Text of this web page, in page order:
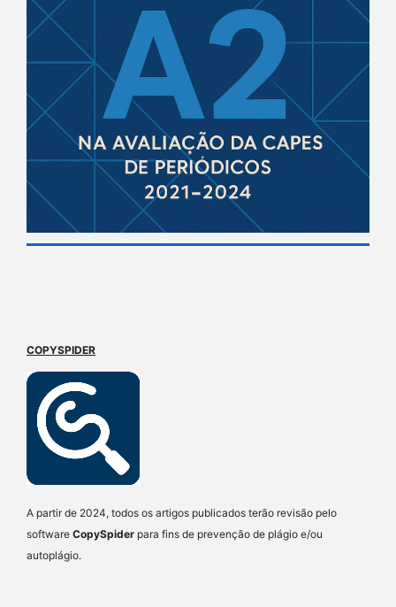
COPYSPIDER
A partir de 2024, todos os artigos publicados terão revisão pelo
software CopySpider para fins de prevenção de plágio e/ou
autoplágio.